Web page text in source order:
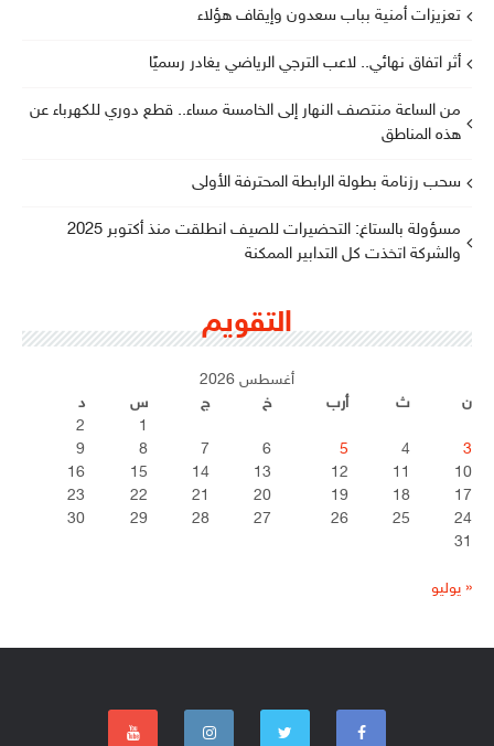
تعزيزات أمنية بباب سعدون وإيقاف هؤلاء
أثر اتفاق نهائي.. لاعب الترجي الرياضي يغادر رسميًا
من الساعة منتصف النهار إلى الخامسة مساء.. قطع دوري للكهرباء عن
هذه المناطق
سحب رزنامة بطولة الرابطة المحترفة الأولى
مسؤولة بالستاغ: التحضيرات للصيف انطلقت منذ أكتوبر 2025
والشركة اتخذت كل التدابير الممكنة
التقويم
أغسطس 2026
ن
ث أرب خ ج س
د
1
2
3
4
5
6
7
8
9
10
11
12
13
14
15
16
17
18
19
20
21
22
23
24
25
26
27
28
29
30
31
« يوليو